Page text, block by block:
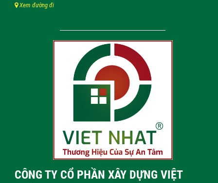
Xem đường đi
CÔNG TY CỔ PHẦN XÂY DỰNG VIỆT